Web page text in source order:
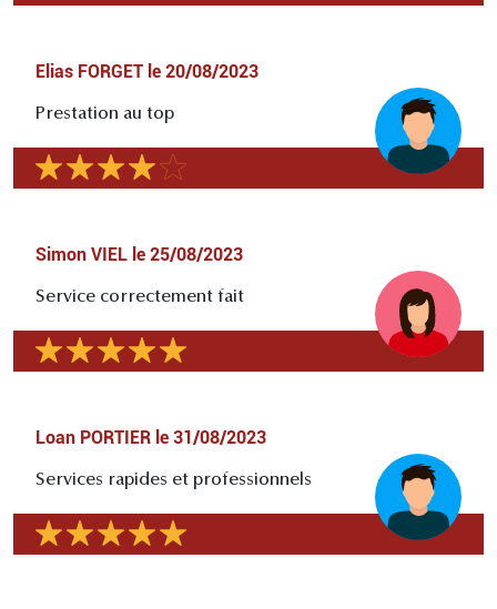
Elias FORGET le 20/08/2023
Prestation au top
Simon VIEL le 25/08/2023
Service correctement fait
Loan PORTIER le 31/08/2023
Services rapides et professionnels